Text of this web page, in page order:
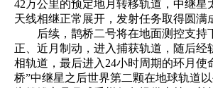
42万公里的预定地月转移轨道，中继星
天线相继正常展开，发射任务取得圆满
后续，鹊桥二号将在地面测控支持
正、近月制动，进入捕获轨道，随后经
相轨道，最后进入24小时周期的环月使
桥”中继星之后世界第二颗在地球轨道